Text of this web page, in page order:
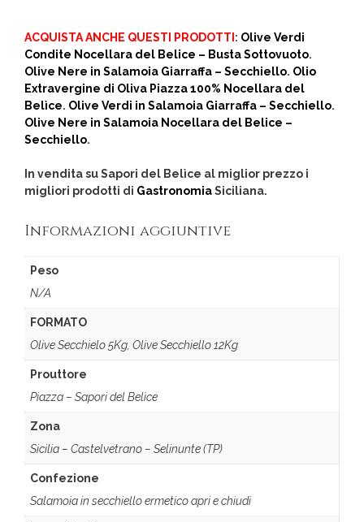
ACQUISTA ANCHE QUESTI PRODOTTI : Olive Verdi
Condite Nocellara del Belice – Busta Sottovuoto.
Olive Nere in Salamoia Giarraffa – Secchiello. Olio
Extravergine di Oliva Piazza 100% Nocellara del
Belìce. Olive Verdi in Salamoia Giarraffa – Secchiello.
Olive Nere in Salamoia Nocellara del Belice –
Secchiello.
In vendita su Sapori del Belìce al miglior prezzo i
migliori prodotti di GastronomiaSiciliana.
Informazioni aggiuntive
Peso
N/A
FORMATO
Olive Secchielo 5Kg, Olive Secchiello 12Kg
Prouttore
Piazza – Sapori del Belìce
Zona
Sicilia – Castelvetrano – Selinunte (TP)
Confezione
Salamoia in secchiello ermetico apri e chiudi